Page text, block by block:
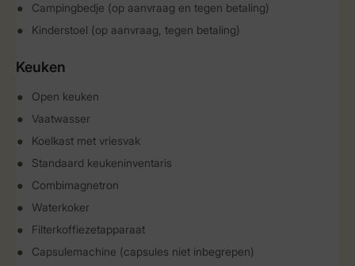
Campingbedje (op aanvraag en tegen betaling)
Kinderstoel (op aanvraag, tegen betaling)
Keuken
Open keuken
Vaatwasser
Koelkast met vriesvak
Standaard keukeninventaris
Combimagnetron
Waterkoker
Filterkoffiezetapparaat
Capsulemachine (capsules niet inbegrepen)